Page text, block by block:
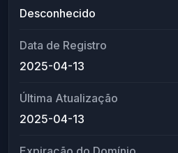
Desconhecido
Data de Registro
2025-04-13
Última Atualização
2025-04-13